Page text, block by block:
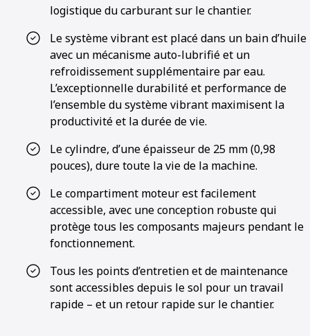
123 4
logistique du carburant sur le chantier.
Le système vibrant est placé dans un bain d’huile
avec un mécanisme auto-lubrifié et un
refroidissement supplémentaire par eau.
L’exceptionnelle durabilité et performance de
l’ensemble du système vibrant maximisent la
productivité et la durée de vie.
Le cylindre, d’une épaisseur de 25 mm (0,98
pouces), dure toute la vie de la machine.
Le compartiment moteur est facilement
accessible, avec une conception robuste qui
protège tous les composants majeurs pendant le
fonctionnement.
Tous les points d’entretien et de maintenance
sont accessibles depuis le sol pour un travail
rapide – et un retour rapide sur le chantier.